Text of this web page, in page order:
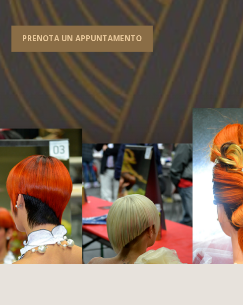
PRENOTA UN APPUNTAMENTO